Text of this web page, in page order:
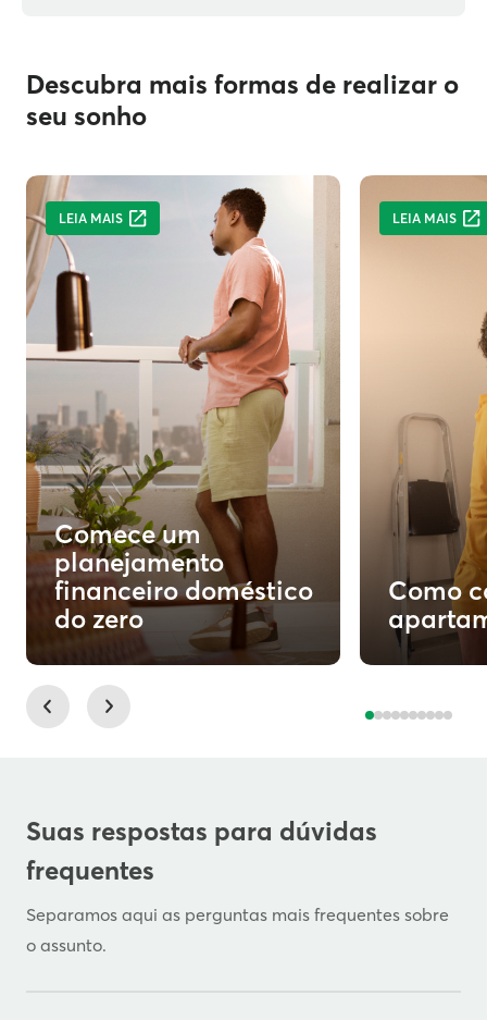
Descubra mais formas de realizar o
seu sonho
Comece um
planejamento
financeiro doméstico
do zero
LEIA MAIS
Como
LEIA MAIS
Suas respostas para dúvidas
frequentes
Separamos aqui as perguntas mais frequentes sobre
o assunto.